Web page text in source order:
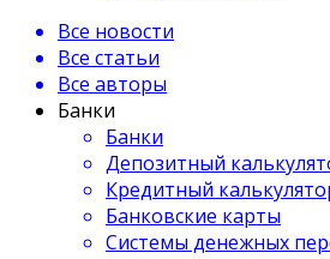
Все новости
Все статьи
Все авторы
Банки
Банки
Депозитный
Кредитный
Банковские карты
Системы денежных